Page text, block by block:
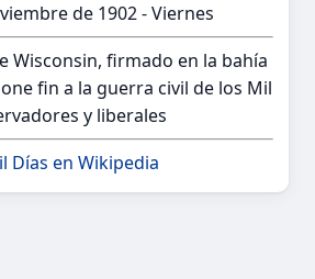
de 1902 - Viernes
Wisconsin, firmado en la bahía
fin a la guerra civil de los Mil
y liberales
Días en Wikipedia